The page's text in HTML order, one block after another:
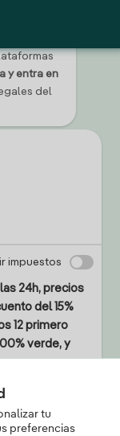
tu
preferencias